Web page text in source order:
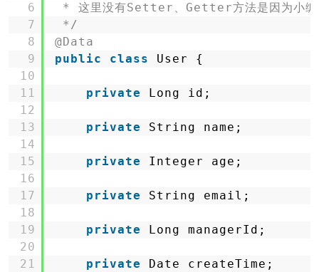
6
7
8
9
10
11
12
13
14
15
16
17
18
19
20
21
* 这里没有Setter、Getter方法是因为小编
*/
@Data
public
class User {
private Long id;
private String name;
private Integer age;
private String email;
private Long managerId;
private Date createTime;